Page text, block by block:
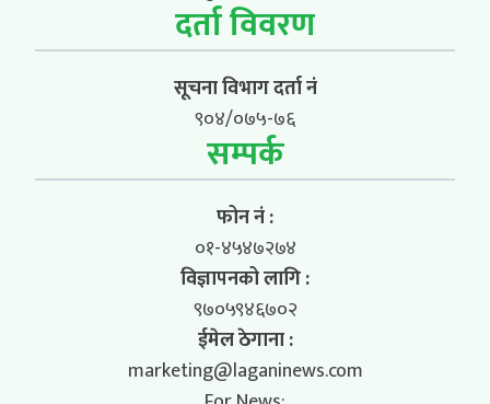
दर्ता विवरण
सूचना विभाग दर्ता नं
९०४/०७५-७६
सम्पर्क
फोन नं :
०१-४५४७२७४
विज्ञापनको लागि :
९७०५९४६७०२
ईमेल ठेगाना :
marketing@laganinews.com